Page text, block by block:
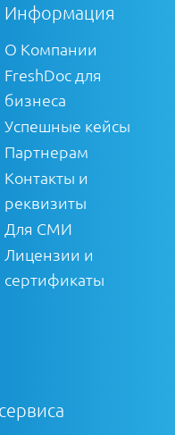
Информация
О Компании
FreshDoc для
бизнеса
Успешные кейсы
Партнерам
Контакты и
реквизиты
Для СМИ
Лицензии и
сертификаты